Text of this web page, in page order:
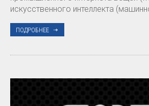
искусственного интеллекта
ПОДРОБНЕЕ